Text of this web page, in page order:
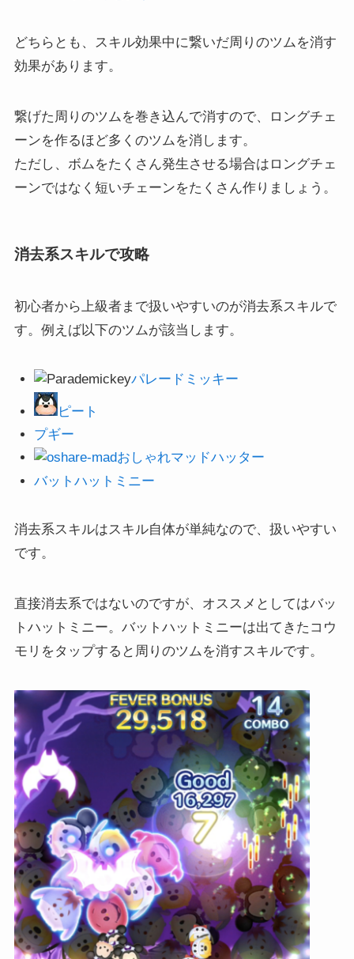
どちらとも、スキル効果中に繋いだ周りのツムを消す
効果があります。
繋げた周りのツムを巻き込んで消すので、ロングチェ
ーンを作るほど多くのツムを消します。
ただし、ボムをたくさん発生させる場合はロングチェ
ーンではなく短いチェーンをたくさん作りましょう。
消去系スキルで攻略
初心者から上級者まで扱いやすいのが消去系スキルで
す。例えば以下のツムが該当します。
パレードミッキー
ピート
プギー
おしゃれマッドハッター
バットハットミニー
消去系スキルはスキル自体が単純なので、扱いやすい
です。
直接消去系ではないのですが、オススメとしてはバッ
トハットミニー。バットハットミニーは出てきたコウ
モリをタップすると周りのツムを消すスキルです。